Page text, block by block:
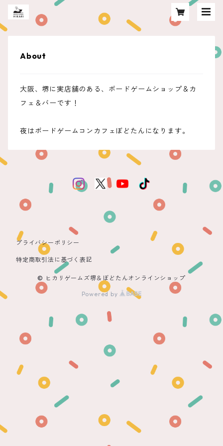
About
大阪、堺に実店舗のある、ボードゲームショップ＆カ
フェ＆バーです！
夜はボードゲームコンカフェぼどたんになります。
プライバシーポリシー
特定商取引法に基づく表記
© ヒカリゲームズ堺＆ぼどたんオンラインショップ
Powered by